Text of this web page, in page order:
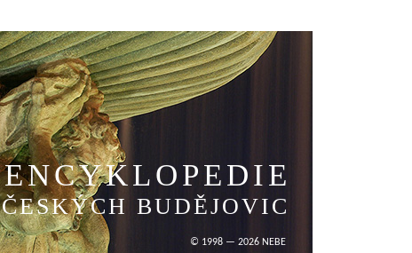
ENCYKLOPEDIE
ČESKÝCH BUDĚJOVIC
© 1998 — 2026 NEBE